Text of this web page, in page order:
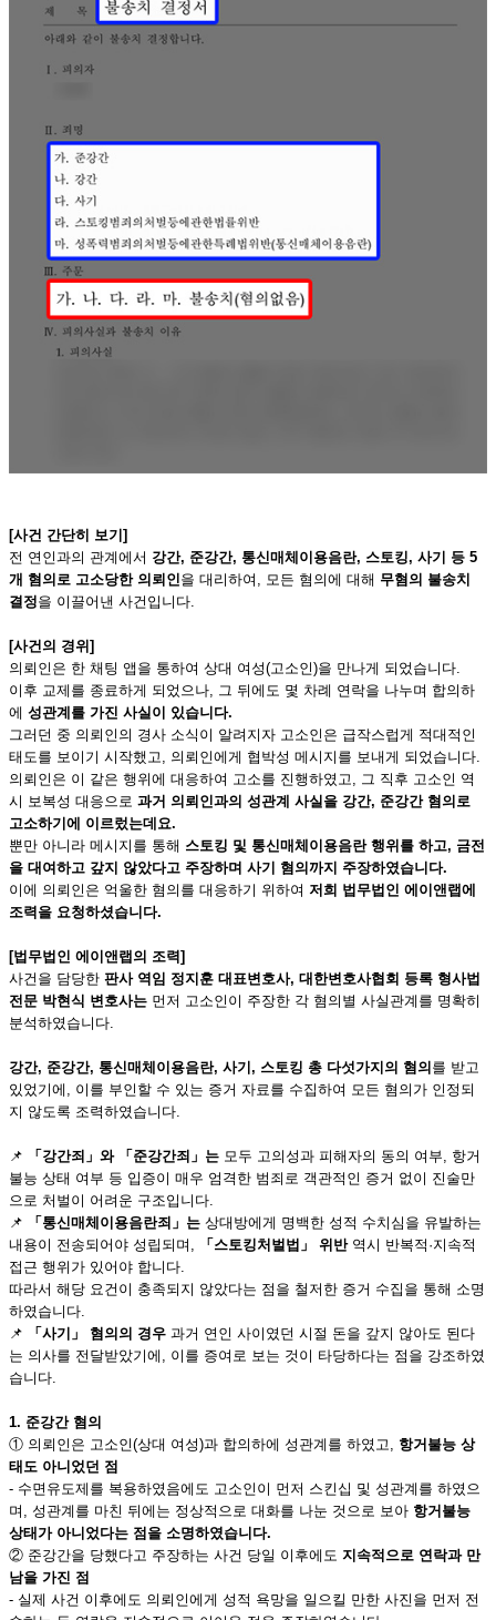
[사건 간단히 보기]
전 연인과의 관계에서 강간, 준강간, 통신매체이용음란, 스토킹, 사기 등 5
개 혐의로 고소당한 의뢰인을 대리하여, 모든 혐의에 대해 무혐의 불송치
결정을 이끌어낸 사건입니다.
[사건의 경위]
의뢰인은 한 채팅 앱을 통하여 상대 여성(고소인)을 만나게 되었습니다.
이후 교제를 종료하게 되었으나, 그 뒤에도 몇 차례 연락을 나누며 합의하
에 성관계를 가진 사실이 있습니다.
그러던 중 의뢰인의 경사 소식이 알려지자 고소인은 급작스럽게 적대적인
태도를 보이기 시작했고, 의뢰인에게 협박성 메시지를 보내게 되었습니다.
의뢰인은 이 같은 행위에 대응하여 고소를 진행하였고, 그 직후 고소인 역
시 보복성 대응으로 과거 의뢰인과의 성관계 사실을 강간, 준강간 혐의로
고소하기에 이르렀는데요.
뿐만 아니라 메시지를 통해 스토킹 및 통신매체이용음란 행위를 하고, 금전
을 대여하고 갚지 않았다고 주장하며 사기 혐의까지 주장하였습니다.
이에 의뢰인은 억울한 혐의를 대응하기 위하여 저희 법무법인 에이앤랩에
조력을 요청하셨습니다.
[법무법인 에이앤랩의 조력]
사건을 담당한 판사 역임 정지훈 대표변호사, 대한변호사협회 등록 형사법
전문 박현식 변호사는 먼저 고소인이 주장한 각 혐의별 사실관계를 명확히
분석하였습니다.
강간, 준강간, 통신매체이용음란, 사기, 스토킹 총 다섯가지의 혐의를 받고
있었기에, 이를 부인할 수 있는 증거 자료를 수집하여 모든 혐의가 인정되
지 않도록 조력하였습니다.
📌 「강간죄」와 「준강간죄」는 모두 고의성과 피해자의 동의 여부, 항거
불능 상태 여부 등 입증이 매우 엄격한 범죄로 객관적인 증거 없이 진술만
으로 처벌이 어려운 구조입니다.
📌
「통신매체이용음란죄」는 상대방에게 명백한 성적 수치심을 유발하는
내용이 전송되어야 성립되며,
「스토킹처벌법」 위반역시 반복적·지속적
접근 행위가 있어야 합니다.
따라서 해당 요건이 충족되지 않았다는 점을 철저한 증거 수집을 통해 소명
하였습니다.
📌 「사기」 혐의의 경우 과거 연인 사이였던 시절 돈을 갚지 않아도 된다
는 의사를 전달받았기에, 이를 증여로 보는 것이 타당하다는 점을 강조하였
습니다.
1. 준강간 혐의
① 의뢰인은 고소인(상대 여성)과 합의하에 성관계를 하였고, 항거불능 상
태도 아니었던 점
- 수면유도제를 복용하였음에도 고소인이 먼저 스킨십 및 성관계를 하였으
며, 성관계를 마친 뒤에는 정상적으로 대화를 나눈 것으로 보아 항거불능
상태가 아니었다는 점을 소명하였습니다.
② 준강간을 당했다고 주장하는 사건 당일 이후에도 지속적으로 연락과 만
남을 가진 점
- 실제 사건 이후에도 의뢰인에게 성적 욕망을 일으킬 만한 사진을 먼저 전